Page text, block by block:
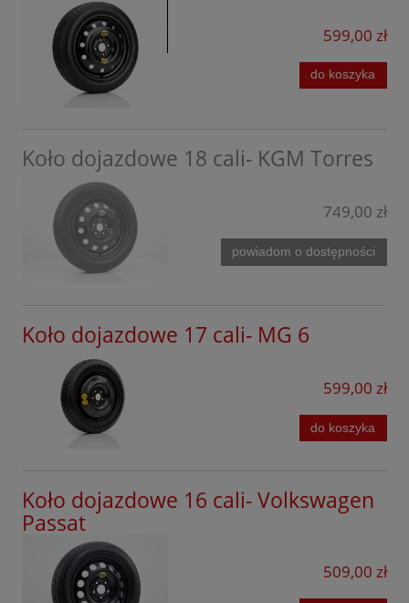
Xpeng
599,00 zł
do koszyka
Koło dojazdowe 18 cali- KGM Torres
749,00 zł
powiadom o dostępności
Koło dojazdowe 17 cali- MG 6
599,00 zł
do koszyka
Koło dojazdowe 16 cali- Volkswagen
Passat
509,00 zł